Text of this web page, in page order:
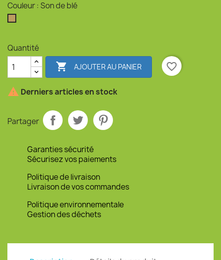
Couleur : Son de blé
Quantité
 AJOUTER AU PANIER favorite_border
 Derniers articles en stock
Partager
Garanties sécurité
Sécurisez vos paiements
Politique de livraison
Livraison de vos commandes
Politique environnementale
Gestion des déchets